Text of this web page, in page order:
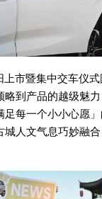
市暨集中交车仪
略到产品的越级魅
足每一个小小心愿
人文气息巧妙融